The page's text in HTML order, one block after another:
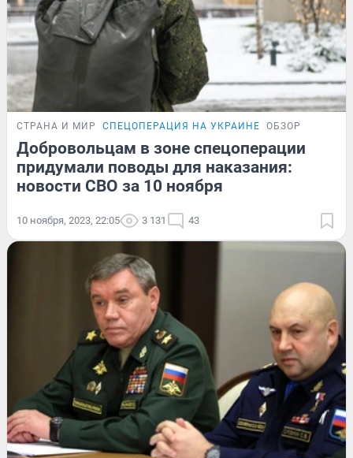
СТРАНА И МИР СПЕЦОПЕРАЦИЯ НА УКРАИНЕ ОБЗОР
Добровольцам в зоне спецоперации
придумали поводы для наказания:
новости СВО за 10 ноября
10 ноября, 2023, 22:05 3 131 43